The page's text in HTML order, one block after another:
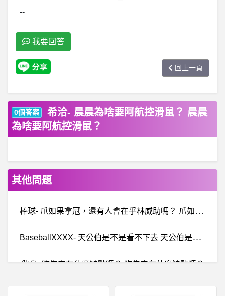
--
我要回答
回上一頁
0個答案
希洽- 晨晨為啥要阿航控滑鼠？ 晨晨
為啥要阿航控滑鼠？
其他問題
棒
球- 爪如果拿冠，還有人會在乎林威助嗎？ 爪如果拿冠，還有人會在乎林威助嗎？
B
aseballXXXX- 天公伯是不是看不下去 天公伯是不是看不下去
健身- 吃牛肉有什麼缺點嗎？ 吃牛肉有什麼缺點嗎？
希
洽- 神職人員地位比當權者高會不會很危險 神職人員地位比當權者高會不會很危險